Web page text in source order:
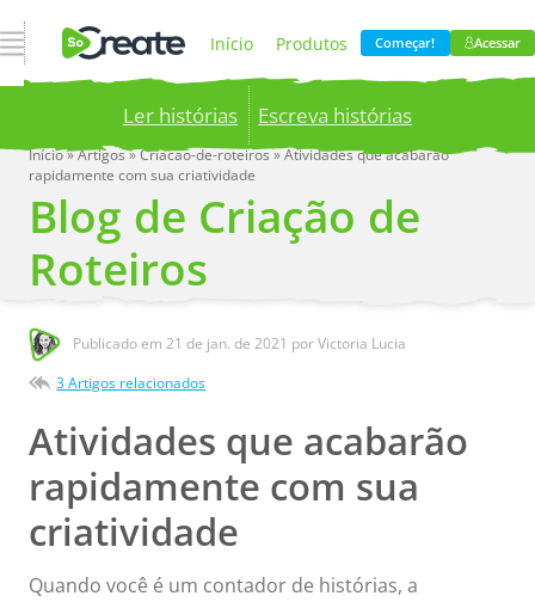
Abrir Navegação Início Produtos
Preços Blog
Empresa
Começar! Acessar
Ler histórias Escreva histórias
Publish your stories to a global audience.
now!
Início»Artigos»Criacao-de-roteiros»Atividades que acabarão
rapidamente com sua criatividade
Blog de Criação de
Roteiros
Publicado em21 de jan. de 2021 por Victoria Lucia
3 Artigos relacionados
Atividades que acabarão
rapidamente com sua
criatividade
Quando você é um contador de histórias, a